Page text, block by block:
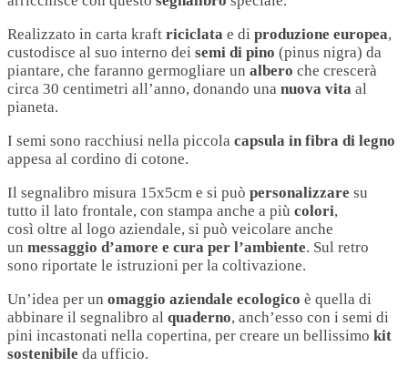
Realizzato in carta kraft riciclata e di produzione europea,
custodisce al suo interno dei semi di pino (pinus nigra) da
piantare, che faranno germogliare un albero che crescerà
circa 30 centimetri all’anno, donando una nuova vita al
pianeta.
I semi sono racchiusi nella piccola capsula in fibra di legno
appesa al cordino di cotone.
Il segnalibro misura 15x5cm e si può personalizzare su
tutto il lato frontale, con stampa anche a più colori,
così oltre al logo aziendale, si può veicolare anche
un messaggio d’amore e cura per l’ambiente. Sul retro
sono riportate le istruzioni per la coltivazione.
Un’idea per un omaggio aziendale ecologico è quella di
abbinare il segnalibro al quaderno, anch’esso con i semi di
pini incastonati nella copertina, per creare un bellissimo kit
sostenibile da ufficio.